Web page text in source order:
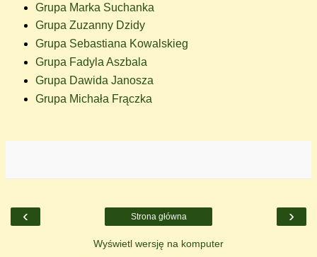
Grupa Marka Suchanka
Grupa Zuzanny Dzidy
Grupa Sebastiana Kowalskieg
Grupa Fadyla Aszbala
Grupa Dawida Janosza
Grupa Michała Frączka
‹ ›
Strona główna
Wyświetl wersję na komputer